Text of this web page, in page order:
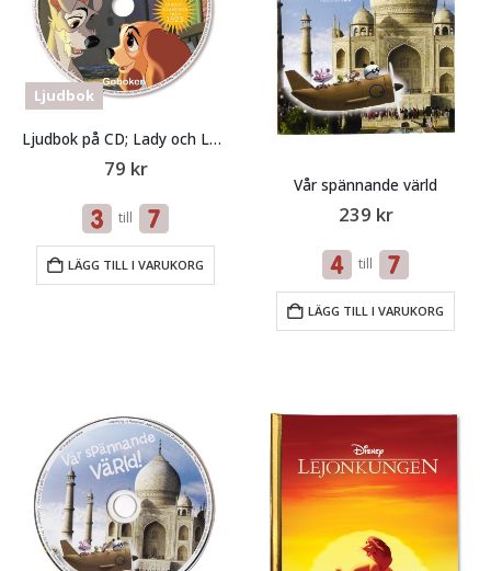
Ljudbok
Ljudbok på CD; Lady och Lufsen
79 kr
till
LÄGG TILL I VARUKORG
Vår spännande värld
239 kr
till
LÄGG TILL I VARUKORG